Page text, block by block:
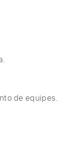
de equipes.